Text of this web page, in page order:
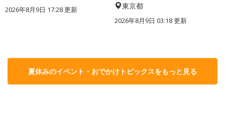
2026年8月9日 17:28更新 東京都
2026年8月9日 03:18更新
夏休みのイベント・おでかけトピックスをもっと見る